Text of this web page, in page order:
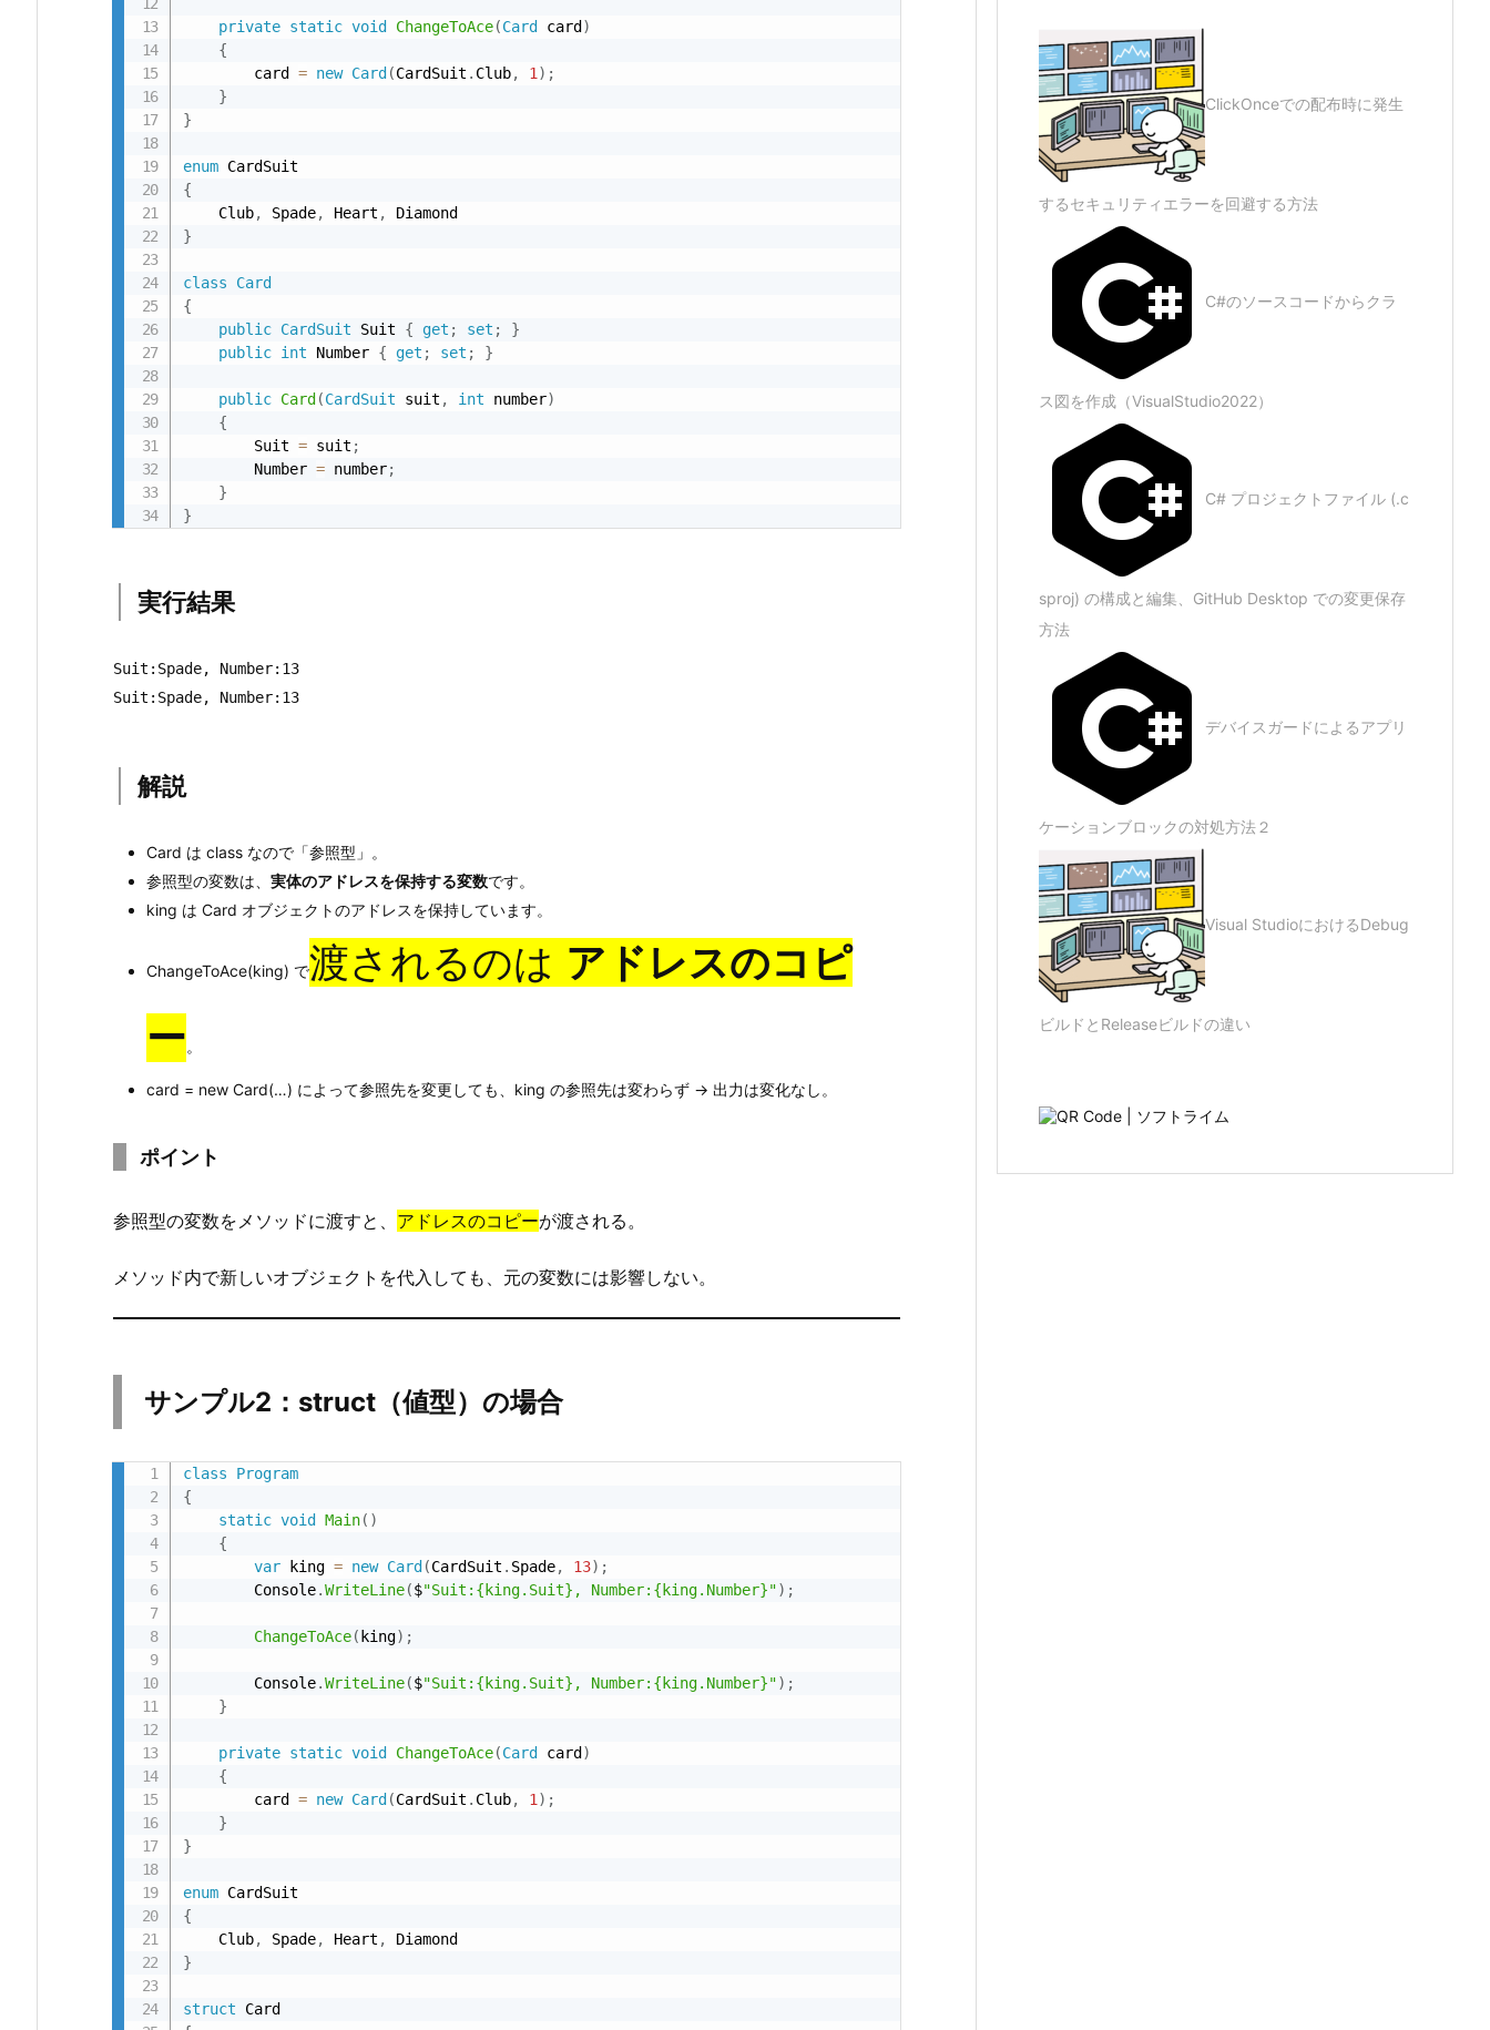
場
合
1.
実
1.
説
サ
ン
プ
ル
2：
t
r
c
t
の
合
2.
1.
行
2.
2.
説
ま
l
s
の
「渡
し
方
の
違
い」
4.
足：
元
の
変
private static void ChangeToAce(Card card )
{
        card
= new Card (CardSuit . Club, 1) ;
}
}
enum
{
    Club
, Spade, Heart ,
}
class
Card
{
public CardSuit Suit { get ; set ;
}
public int Number { get ; set ; }
public Card (CardSuit suit , int number)
{
        Suit
= suit ;
        Number
= number;
}
}
実行結果
Suit:Spade, Number:13
Suit:Spade, Number:13
解説
Card は class なので「参照型」。
参照型の変数は、 実体のアドレスを保持する変数です。
king は Card オブジェクトのアドレスを保持しています。
ChangeToAce(king) で渡されるのは アドレスのコピ
ー。
card = new Card(…) によって参照先を変更しても、king の参照先は変わらず → 出力は変化なし。
ポイント
参照型の変数をメソッドに渡すと、 アドレスのコピーが渡される。
メソッド内で新しいオブジェクトを代入しても、元の変数には影響しない。
サンプル2：struct（値型）の場合
class
Program
{
static void Main( )
{
var king = new Card (CardSuit . Spade, 13) ;
        Console
.WriteLine($"Suit:{king.Suit}, Number:{king.Number}") ;
ChangeToAce( king) ;
        Console
.WriteLine($"Suit:{king.Suit}, Number:{king.Number}") ;
}
private static void ChangeToAce(Card card )
{
        card
= new Card (CardSuit . Club, 1 ) ;
}
}
enum
{
    Club
, Spade, Heart ,
}
struct
ClickOnceでの配布時に発生
するセキュリティエラーを回避する方法
C#のソースコードからクラ
ス図を作成（VisualStudio2022）
C# プロジェクトファイル (.c
sproj) の構成と編集、GitHub Desktop での変更保存
方法
デバイスガードによるアプリ
ケーションブロックの対処方法２
Visual StudioにおけるDebug
ビルドとReleaseビルドの違い